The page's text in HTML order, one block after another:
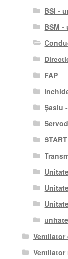
BSI -
BSM -
FAP
Șasiu
Ventilator
Ventilator